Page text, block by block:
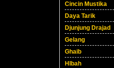
Cincin Mustika
Daya Tarik
Djunjung Drajad
Gelang
Ghaib
HIbah